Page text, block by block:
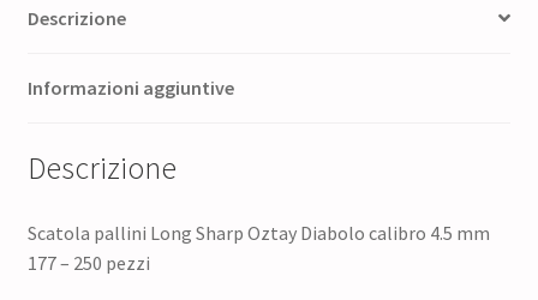
Descrizione
Informazioni aggiuntive
Descrizione
Scatola pallini Long Sharp Oztay Diabolo calibro 4.5 mm
177 – 250 pezzi